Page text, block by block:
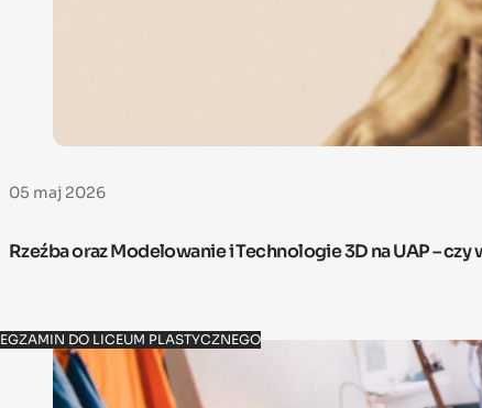
05 maj 2026
Rzeźba oraz Modelowanie i Technologie 3D na UAP –
EGZAMIN DO LICEUM PLASTYCZNEGO